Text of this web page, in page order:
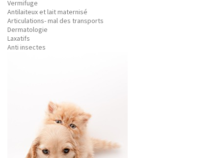
Vermifuge
Antilaiteux et lait maternisé
Articulations- mal des transports
Dermatologie
Laxatifs
Anti insectes